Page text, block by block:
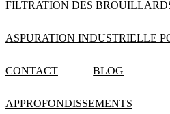
FILTRATION DES
ASPURATION INDUSTRIELLE
CONTACT BLOG
APPROFONDISSEMENTS